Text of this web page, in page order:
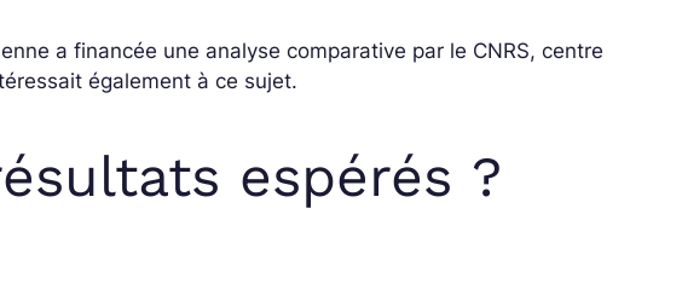
a financée une analyse comparative par le CNRS, centre
également à ce sujet.
espérés ?